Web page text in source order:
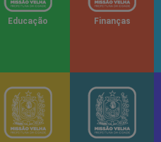
Educação Finanças